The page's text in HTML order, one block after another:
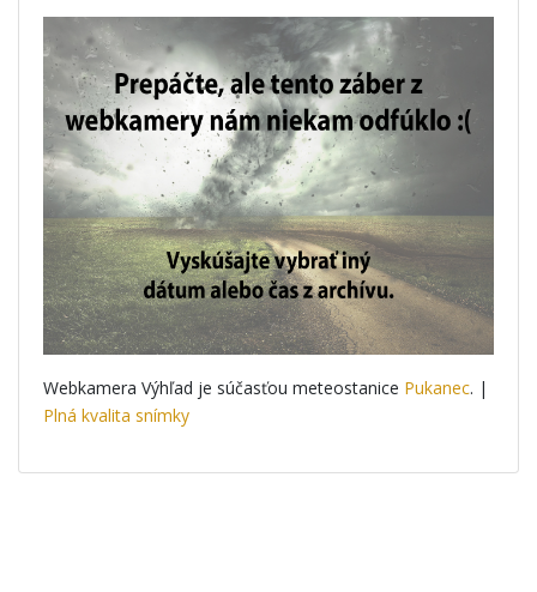
Webkamera Výhľad je súčasťou meteostanice Pukanec. |
Plná kvalita snímky